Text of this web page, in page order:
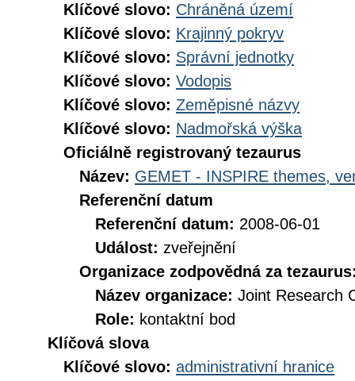
Klíčové slovo: Chráněná území
Klíčové slovo: Krajinný pokryv
Klíčové slovo: Správní jednotky
Klíčové slovo: Vodopis
Klíčové slovo: Zeměpisné názvy
Klíčové slovo: Nadmořská výška
Oficiálně registrovaný tezaurus
Název: GEMET - INSPIRE themes,
Referenční datum
Referenční datum: 2008-06-01
Událost: zveřejnění
Organizace zodpovědná za
Název organizace: Joint Research
Role: kontaktní bod
Klíčová slova
Klíčové slovo: administrativní hranice